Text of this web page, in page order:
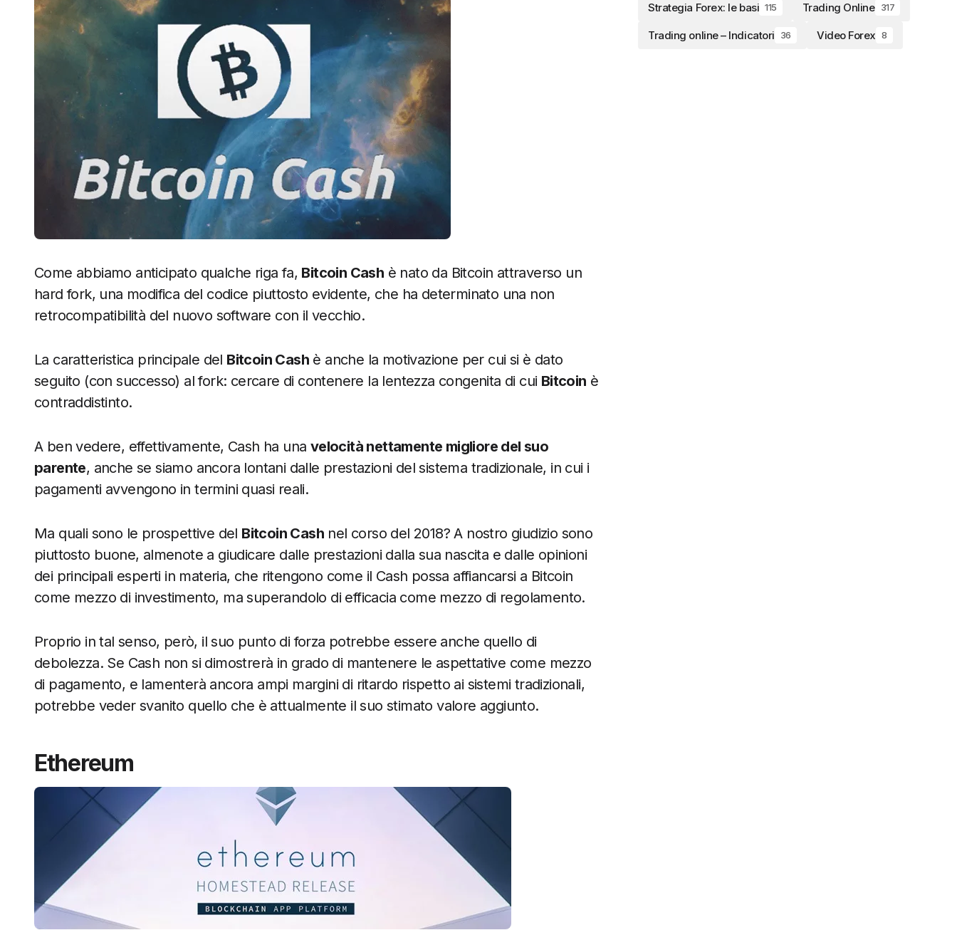
Come abbiamo anticipato qualche riga fa, Bitcoin Cash è nato da Bitcoin attraverso un
hard fork, una modifica del codice piuttosto evidente, che ha determinato una non
retrocompatibilità del nuovo software con il vecchio.
La caratteristica principale del Bitcoin Cash è anche la motivazione per cui si è dato
seguito (con successo) al fork: cercare di contenere la lentezza congenita di cui Bitcoin è
contraddistinto.
A ben vedere, effettivamente, Cash ha una velocità nettamente migliore del suo
parente, anche se siamo ancora lontani dalle prestazioni del sistema tradizionale, in cui i
pagamenti avvengono in termini quasi reali.
Ma quali sono le prospettive del Bitcoin Cash nel corso del 2018? A nostro giudizio sono
piuttosto buone, almenote a giudicare dalle prestazioni dalla sua nascita e dalle opinioni
dei principali esperti in materia, che ritengono come il Cash possa affiancarsi a Bitcoin
come mezzo di investimento, ma superandolo di efficacia come mezzo di regolamento.
Proprio in tal senso, però, il suo punto di forza potrebbe essere anche quello di
debolezza. Se Cash non si dimostrerà in grado di mantenere le aspettative come mezzo
di pagamento, e lamenterà ancora ampi margini di ritardo rispetto ai sistemi tradizionali,
potrebbe veder svanito quello che è attualmente il suo stimato valore aggiunto.
Ethereum
Strategia Forex: le basi 115 Trading Online 317
Trading online – Indicatori 36 Video Forex 8